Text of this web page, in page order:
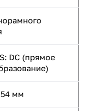
DC (прямое
мм